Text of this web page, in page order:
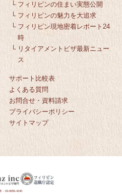
└ フィリピンの住まい実態公開
└ フィリピンの魅力を大追求
└ フィリピン現地密着レポート24
時
└ リタイアメントビザ最新ニュー
ス
サポート比較表
よくある質問
お問合せ・資料請求
プライバシーポリシー
サイトマップ
：03-6555-4240